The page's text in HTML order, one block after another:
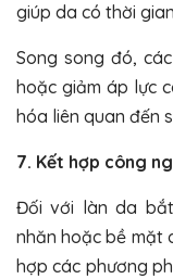
giúp da có thời
Song song đó,
hoặc giảm áp lực
hóa liên quan đến
7. Kết hợp công
Đối với làn da
nhăn hoặc bề mặt
hợp các phương